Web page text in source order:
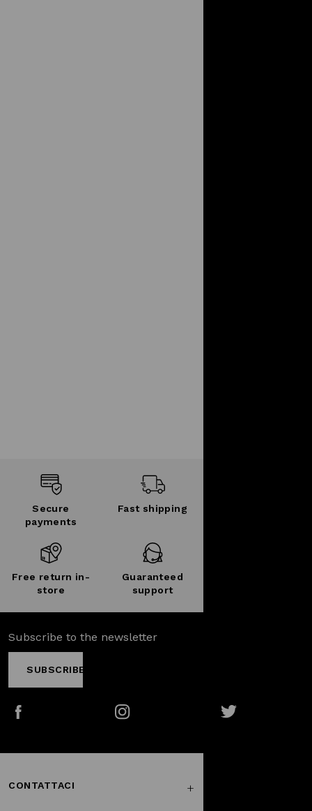
Secure
payments
Fast shipping
Free return in-
store
Guaranteed
support
Subscribe to the newsletter
SUBSCRIBE
CONTATTACI